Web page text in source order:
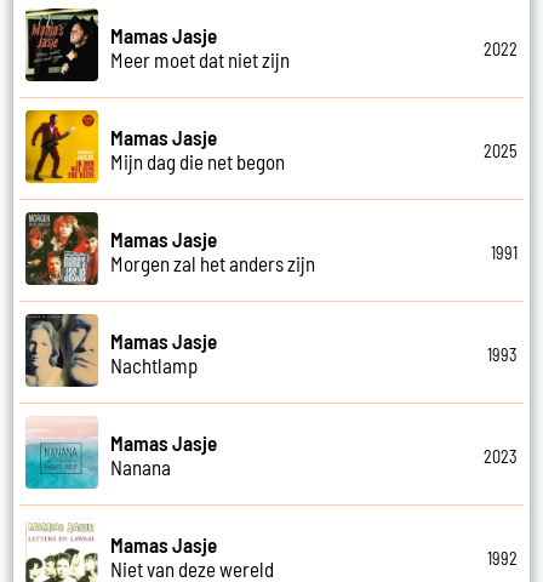
Mamas Jasje
Meer moet dat niet zijn
2022
Mamas Jasje
Mijn dag die net begon
2025
Mamas Jasje
Morgen zal het anders zijn
1991
Mamas Jasje
Nachtlamp
1993
Mamas Jasje
Nanana
2023
Mamas Jasje
Niet van deze wereld
1992